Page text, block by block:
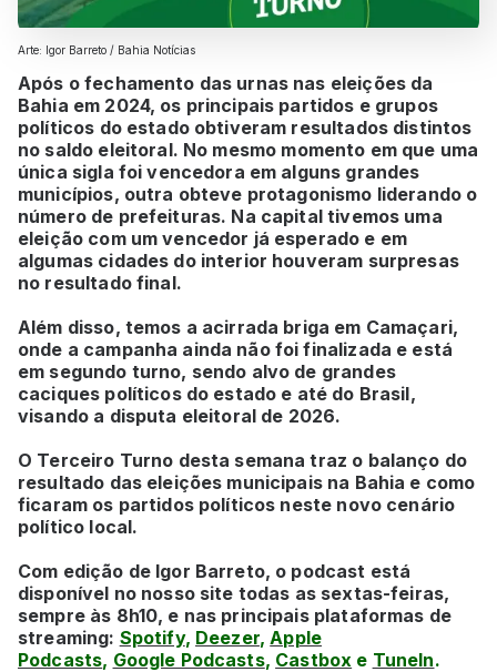
Arte: Igor Barreto / Bahia Notícias
Após o fechamento das urnas nas eleições da
Bahia em 2024, os principais partidos e grupos
políticos do estado obtiveram resultados distintos
no saldo eleitoral. No mesmo momento em que uma
única sigla foi vencedora em alguns grandes
municípios, outra obteve protagonismo liderando o
número de prefeituras. Na capital tivemos uma
eleição com um vencedor já esperado e em
algumas cidades do interior houveram surpresas
no resultado final.
Além disso, temos a acirrada briga em Camaçari,
onde a campanha ainda não foi finalizada e está
em segundo turno, sendo alvo de grandes
caciques políticos do estado e até do Brasil,
visando a disputa eleitoral de 2026.
O Terceiro Turno desta semana traz o balanço do
resultado das eleições municipais na Bahia e como
ficaram os partidos políticos neste novo cenário
político local.
Com edição de Igor Barreto, o podcast está
disponível no nosso site todas as sextas-feiras,
sempre às 8h10, e nas principais plataformas de
streaming: Spotify, Deezer, Apple
Podcasts, Google Podcasts, Castbox e TuneIn.